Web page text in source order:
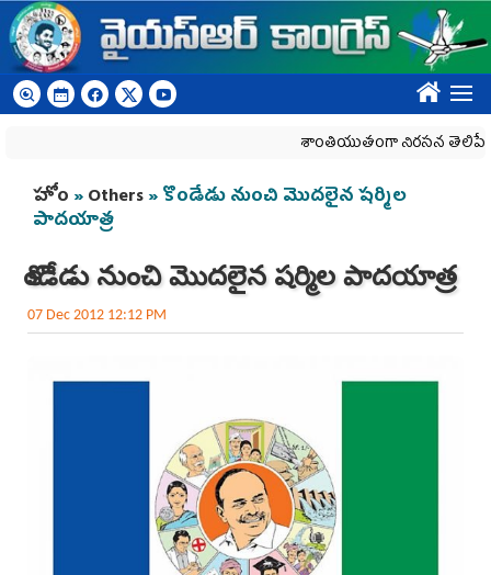
Skip to main content
????
శాంతియుతంగా నిరసన తెలిపే
You are here
హోం »Others» కొండేడు నుంచి మొదలైన షర్మిల
పాదయాత్ర
కొండేడు నుంచి మొదలైన షర్మిల పాదయాత్ర
07 Dec 2012 12:12 PM